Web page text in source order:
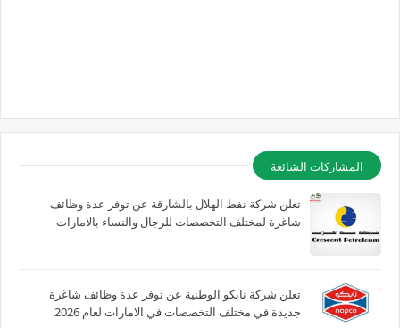
المشاركات الشائعة
تعلن شركة نفط الهلال بالشارقة عن توفر عدة وظائف
شاغرة لمختلف التخصصات للرجال والنساء بالامارات
تعلن شركة نابكو الوطنية عن توفر عدة وظائف شاغرة
جديدة في مختلف التخصصات في الامارات لعام 2026